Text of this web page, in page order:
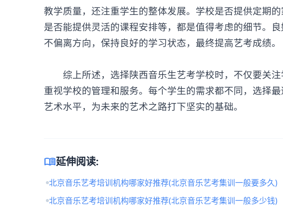
教学质量，还注重学生的整体发展。学校是否提供定期
是否能提供灵活的课程安排等，都是值得考虑的细节。
不偏离方向，保持良好的学习状态，最终提高艺考成绩。
综上所述，选择陕西音乐生艺考学校时，不仅要关
重视学校的管理和服务。每个学生的需求都不同，选择
艺术水平，为未来的艺术之路打下坚实的基础。
menu_book延伸阅读:
北京音乐艺考培训机构哪家好推荐(北京音乐艺考集训一般要多久)
北京音乐艺考培训机构哪家好推荐(北京音乐艺考集训一般多少钱)